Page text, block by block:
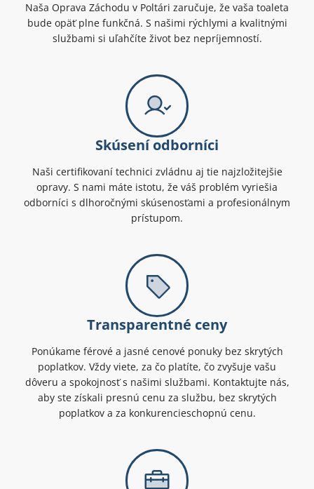
Naša Oprava Záchodu v Poltári zaručuje, že vaša toaleta
bude opäť plne funkčná. S našimi rýchlymi a kvalitnými
službami si uľahčíte život bez nepríjemností.
Skúsení odborníci
Naši certifikovaní technici zvládnu aj tie najzložitejšie
opravy. S nami máte istotu, že váš problém vyriešia
odborníci s dlhoročnými skúsenosťami a profesionálnym
prístupom.
Transparentné ceny
Ponúkame férové a jasné cenové ponuky bez skrytých
poplatkov. Vždy viete, za čo platíte, čo zvyšuje vašu
dôveru a spokojnosť s našimi službami. Kontaktujte nás,
aby ste získali presnú cenu za službu, bez skrytých
poplatkov a za konkurencieschopnú cenu.